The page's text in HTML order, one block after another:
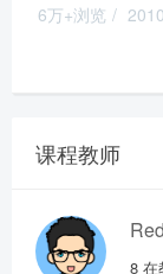
6万+浏览 /
课程教师
8 在